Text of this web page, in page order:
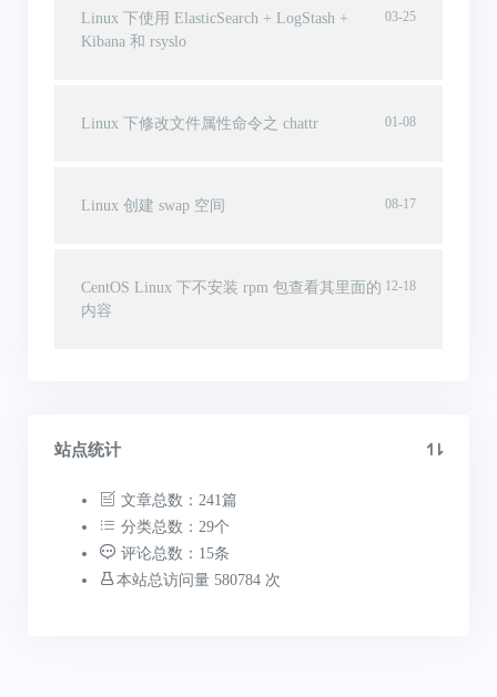
03-25
Linux 下使用 ElasticSearch + LogStash +
Kibana 和 rsyslo
01-08
Linux 下修改文件属性命令之 chattr
08-17
Linux 创建 swap 空间
12-18
CentOS Linux 下不安装 rpm 包查看其里面的
内容
站点统计
文章总数：241篇
分类总数：29个
评论总数：15条
本站总访问量 580784 次